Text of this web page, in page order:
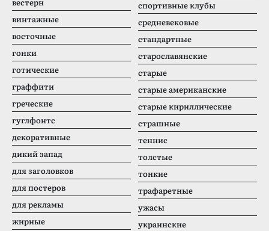
вестерн
винтажные
восточные
гонки
готические
граффити
греческие
гуглфонтс
декоративные
дикий запад
для заголовков
для постеров
для рекламы
жирные
спортивные клубы
средневековые
стандартные
старославянские
старые
старые американские
старые кириллические
страшные
теннис
толстые
тонкие
трафаретные
ужасы
украинские